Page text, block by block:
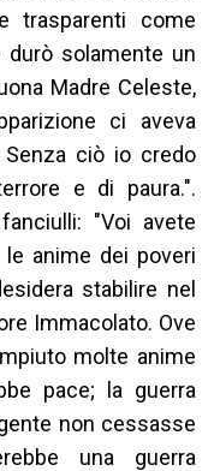
trasparenti come
durò solamente un
Madre Celeste,
ci aveva
ciò io credo
e di paura.".
"Voi avete
anime dei poveri
stabilire nel
Immacolato. Ove
molte anime
pace; la guerra
non cessasse
una guerra